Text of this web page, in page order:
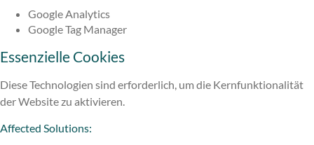
Google Analytics
Google Tag Manager
Essenzielle Cookies
Diese Technologien sind erforderlich, um die Kernfunktionalität
der Website zu aktivieren.
Affected Solutions: